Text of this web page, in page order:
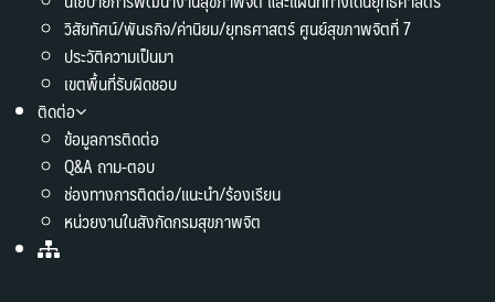
วิสัยทัศน์/พันธกิจ/ค่านิยม/ยุทธศาสตร์ ศูนย์สุขภาพจิตที่ 7
ประวัติความเป็นมา
เขตพื้นที่รับผิดชอบ
ติดต่อ
ข้อมูลการติดต่อ
Q&A ถาม-ตอบ
ช่องทางการติดต่อ/แนะนำ/ร้องเรียน
หน่วยงานในสังกัดกรมสุขภาพจิต